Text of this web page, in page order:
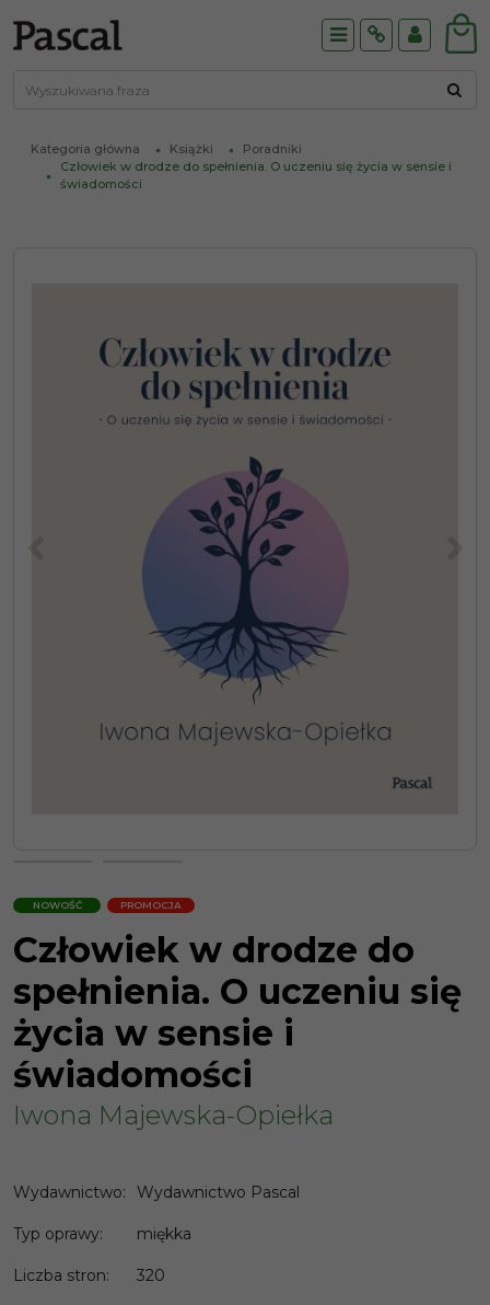
MenuInfoPanel
Kategoria główna Książki
Poradniki
Człowiek w drodze do spełnienia. O uczeniu się życia w sensie i
świadomości
NOWOŚĆ PROMOCJA
Człowiek w drodze do
spełnienia. O uczeniu się
życia w sensie i
świadomości
Iwona Majewska-Opiełka
Wydawnictwo: Wydawnictwo Pascal
Typ oprawy: miękka
Liczba stron: 320